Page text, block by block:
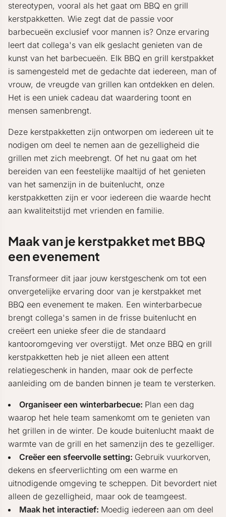
stereotypen, vooral als het gaat om BBQ en grill
kerstpakketten. Wie zegt dat de passie voor
barbecueën exclusief voor mannen is? Onze ervaring
leert dat collega's van elk geslacht genieten van de
kunst van het barbecueën. Elk BBQ en grill kerstpakket
is samengesteld met de gedachte dat iedereen, man of
vrouw, de vreugde van grillen kan ontdekken en delen.
Het is een uniek cadeau dat waardering toont en
mensen samenbrengt.
Deze kerstpakketten zijn ontworpen om iedereen uit te
nodigen om deel te nemen aan de gezelligheid die
grillen met zich meebrengt. Of het nu gaat om het
bereiden van een feestelijke maaltijd of het genieten
van het samenzijn in de buitenlucht, onze
kerstpakketten zijn er voor iedereen die waarde hecht
aan kwaliteitstijd met vrienden en familie.
Maak van je kerstpakket met BBQ
een evenement
Transformeer dit jaar jouw kerstgeschenk om tot een
onvergetelijke ervaring door van je kerstpakket met
BBQ een evenement te maken. Een winterbarbecue
brengt collega's samen in de frisse buitenlucht en
creëert een unieke sfeer die de standaard
kantooromgeving ver overstijgt. Met onze BBQ en grill
kerstpakketten heb je niet alleen een attent
relatiegeschenk in handen, maar ook de perfecte
aanleiding om de banden binnen je team te versterken.
Organiseer een winterbarbecue: Plan een dag
waarop het hele team samenkomt om te genieten van
het grillen in de winter. De koude buitenlucht maakt de
warmte van de grill en het samenzijn des te gezelliger.
Creëer een sfeervolle setting: Gebruik vuurkorven,
dekens en sfeerverlichting om een warme en
uitnodigende omgeving te scheppen. Dit bevordert niet
alleen de gezelligheid, maar ook de teamgeest.
Maak het interactief: Moedig iedereen aan om deel